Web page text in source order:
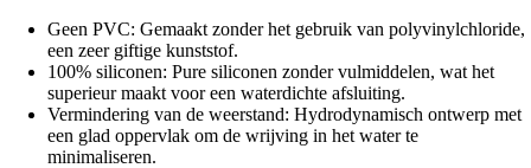
Geen PVC: Gemaakt zonder het gebruik van polyvinylchloride,
een zeer giftige kunststof.
100% siliconen: Pure siliconen zonder vulmiddelen, wat het
superieur maakt voor een waterdichte afsluiting.
Vermindering van de weerstand: Hydrodynamisch ontwerp met
een glad oppervlak om de wrijving in het water te
minimaliseren.